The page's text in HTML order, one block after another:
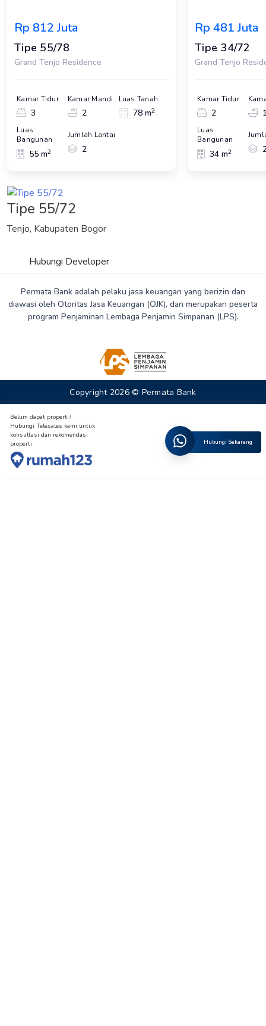
Rp 812 Juta
Tipe 55/78
Grand Tenjo Residence
Kamar Tidur
3
Kamar Mandi
2
Luas Tanah
78 m2
Luas
Bangunan
55 m2
Jumlah Lantai
2
Rp 481 Juta
Tipe 34/72
Grand Tenjo
Kamar Tidur
2
Luas
Bangunan
34 m2
Tipe 55/72
Tenjo, Kabupaten Bogor
Hubungi Developer
Permata Bank adalah pelaku jasa keuangan yang berizin dan
diawasi oleh Otoritas Jasa Keuangan (OJK), dan merupakan peserta
program Penjaminan Lembaga Penjamin Simpanan (LPS).
Copyright 2026 © Permata Bank
Belum dapat properti?
Hubungi Telesales kami untuk
konsultasi dan rekomendasi
properti
Hubungi Sekarang